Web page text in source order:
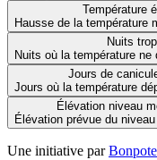
Température
Hausse de la température
Nuits
Nuits où la température ne
Jours de
Jours où la température
Élévation niveau
Élévation prévue du
Une initiative par